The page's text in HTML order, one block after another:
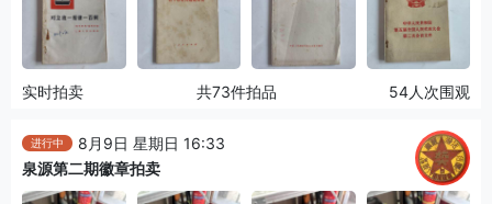
实时拍卖 共73件拍品 54人次围观
进行中
8月9日 星期日 16:33
泉源第二期徽章拍卖